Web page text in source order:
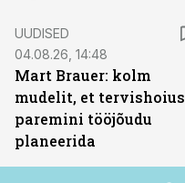
UUDISED
04.08.26, 14:48
Mart Brauer: kolm
mudelit, et tervishoius
paremini tööjõudu
planeerida